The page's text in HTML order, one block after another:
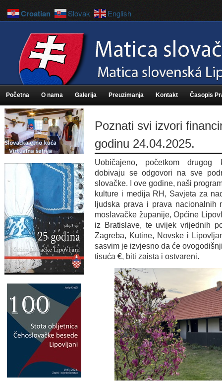
Početna O nama Galerija Preuzimanja Kontakt Časopis
Poznati svi izvori
godinu 24.04.2025.
Uobičajeno, početkom drugog
dobivaju se odgovori na sve
slovačke. I ove godine, naši
kulture i medija RH, Savjeta za
ljudska prava i prava
moslavačke županije, Općine
iz Bratislave, te uvijek vrijednih
Zagreba, Kutine, Novske i
sasvim je izvjesno da će
tisuća €, biti zaista i ostvareni.
Croatian Slovak English